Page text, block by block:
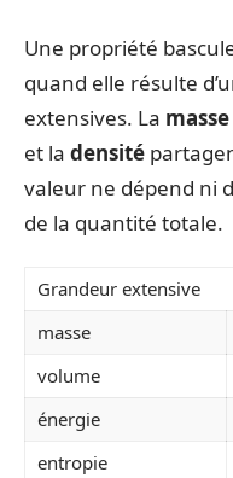
Une propriété
quand elle résulte
extensives. La
et la densité
valeur ne dépend ni
de la quantité totale.
Grandeur extensive
masse
volume
énergie
entropie